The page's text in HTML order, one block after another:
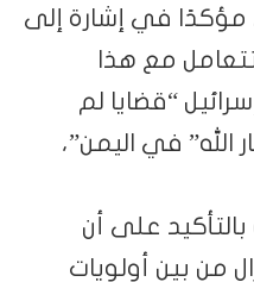
مؤكدًا في إشارة إلى
مع هذا
“قضايا لم
الله” في اليمن”،
على أن
من بين أولويات